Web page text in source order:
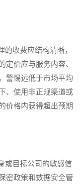
收费应结构清晰，
定价应与服务内容、
警惕远低于市场平均
、使用非正规渠道或
价格内获得超出预期
目标公司的敏感信
密政策和数据安全管